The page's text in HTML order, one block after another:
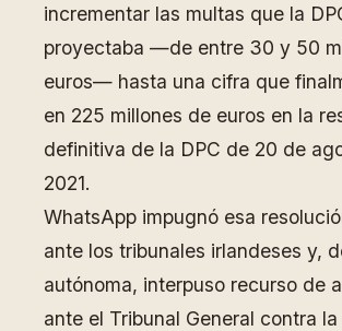
incrementar las multas que la
proyectaba —de entre 30 y 50
euros— hasta una cifra que
en 225 millones de euros en la
definitiva de la DPC de 20 de
2021.
WhatsApp impugnó esa
ante los tribunales irlandeses y,
autónoma, interpuso recurso de
ante el Tribunal General contra